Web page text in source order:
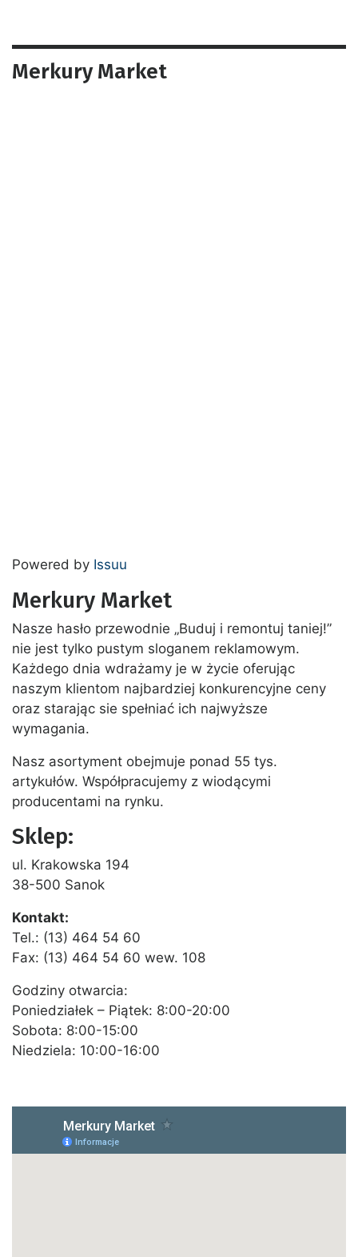
Merkury Market
Powered by Issuu
Merkury Market
Nasze hasło przewodnie „Buduj i remontuj taniej!”
nie jest tylko pustym sloganem reklamowym.
Każdego dnia wdrażamy je w życie oferując
naszym klientom najbardziej konkurencyjne ceny
oraz starając sie spełniać ich najwyższe
wymagania.
Nasz asortyment obejmuje ponad 55 tys.
artykułów. Współpracujemy z wiodącymi
producentami na rynku.
Sklep:
ul. Krakowska 194
38-500 Sanok
Kontakt:
Tel.: (13) 464 54 60
Fax: (13) 464 54 60 wew. 108
Godziny otwarcia:
Poniedziałek – Piątek: 8:00-20:00
Sobota: 8:00-15:00
Niedziela: 10:00-16:00